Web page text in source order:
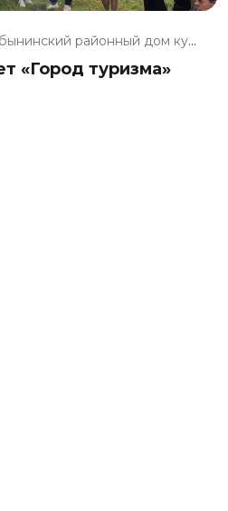
Бабынинский районный дом культ...
«Город туризма»